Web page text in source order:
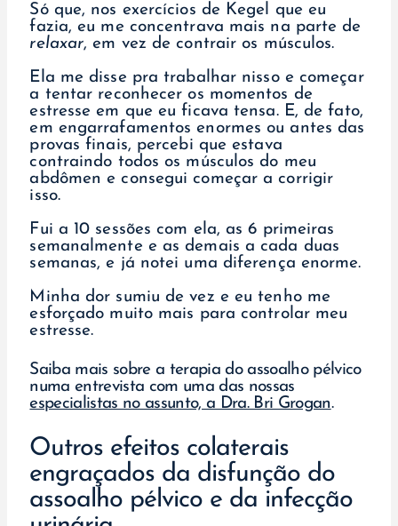
Só que, nos exercícios de Kegel que eu
fazia, eu me concentrava mais na parte de
relaxar, em vez de contrair os músculos.
Ela me disse pra trabalhar nisso e começar
a tentar reconhecer os momentos de
estresse em que eu ficava tensa. E, de fato,
em engarrafamentos enormes ou antes das
provas finais, percebi que estava
contraindo todos os músculos do meu
abdômen e consegui começar a corrigir
isso.
Fui a 10 sessões com ela, as 6 primeiras
semanalmente e as demais a cada duas
semanas, e já notei uma diferença enorme.
Minha dor sumiu de vez e eu tenho me
esforçado muito mais para controlar meu
estresse.
Saiba mais sobre a terapia do assoalho pélvico
numa entrevista com uma das nossas
especialistas no assunto, a Dra. Bri Grogan.
Outros efeitos colaterais
engraçados da disfunção do
assoalho pélvico e da infecção